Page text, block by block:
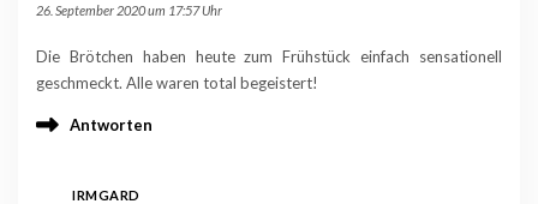
26. September 2020 um 17:57 Uhr
Die Brötchen haben heute zum Frühstück einfach sensationell
geschmeckt. Alle waren total begeistert!
Antworten
IRMGARD